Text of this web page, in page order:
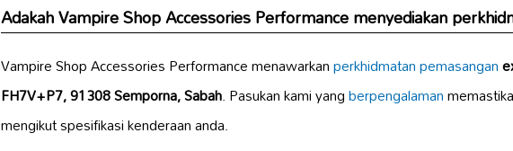
Adakah Vampire Shop Accessories Performance menyediakan
Vampire Shop Accessories Performance menawarkanperkhidmatan pemasangan
FH7V+P7, 91308 Semporna, Sabah. Pasukan kami yangberpengalaman
mengikut spesifikasi kenderaan anda.